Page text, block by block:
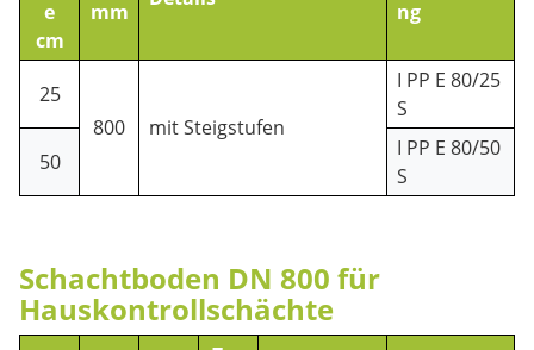
e
cm
mm
ng
25
800
mit Steigstufen
I PP E 80/25
S
50
I PP E 80/50
S
Schachtboden DN 800 für
Hauskontrollschächte